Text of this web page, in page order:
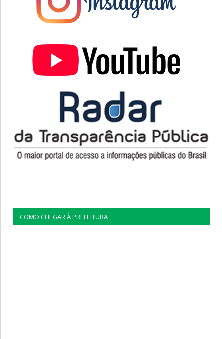
COMO CHEGAR À PREFEITURA